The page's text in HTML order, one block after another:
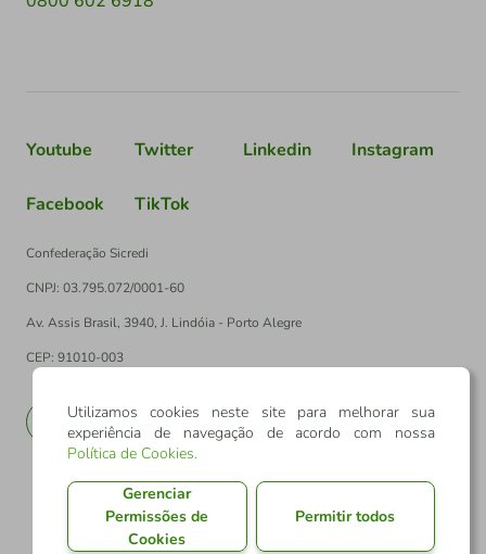
Youtube Twitter Linkedin Instagram
Facebook TikTok
Confederação Sicredi
CNPJ: 03.795.072/0001-60
Av. Assis Brasil, 3940, J. Lindóia - Porto Alegre
CEP: 91010-003
EN
Utilizamos cookies neste site para melhorar sua
experiência de navegação de acordo com nossa
Política de Cookies.
Gerenciar
Permissões de
Cookies
Permitir todos